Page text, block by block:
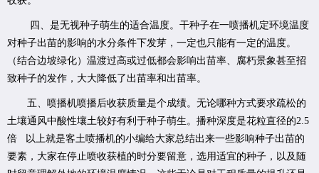
四、是无视种子萌生的适合温度。干种子在一喷播机定环境温度
对种子出苗的影响的水分条件下发芽，一定也只能有一定的温度。
（结合边坡绿化）温渡过高或过低都会影响出苗率、腐朽景象甚至招
致种子的发作，大大降低了出苗率和出苗率。
五、喷播机喷播后收获质量是个成绩。无论哪种方式要求疏松的
土壤通风中酸性壤土较好有利于种子萌生。播种深度是花粒直径的2.5
倍 以上就是客土喷播机的小编给大家总结出来一些影响种子出苗的
要素，大家在停止喷收获植的时分要留意，选用适宜的种子，以及随